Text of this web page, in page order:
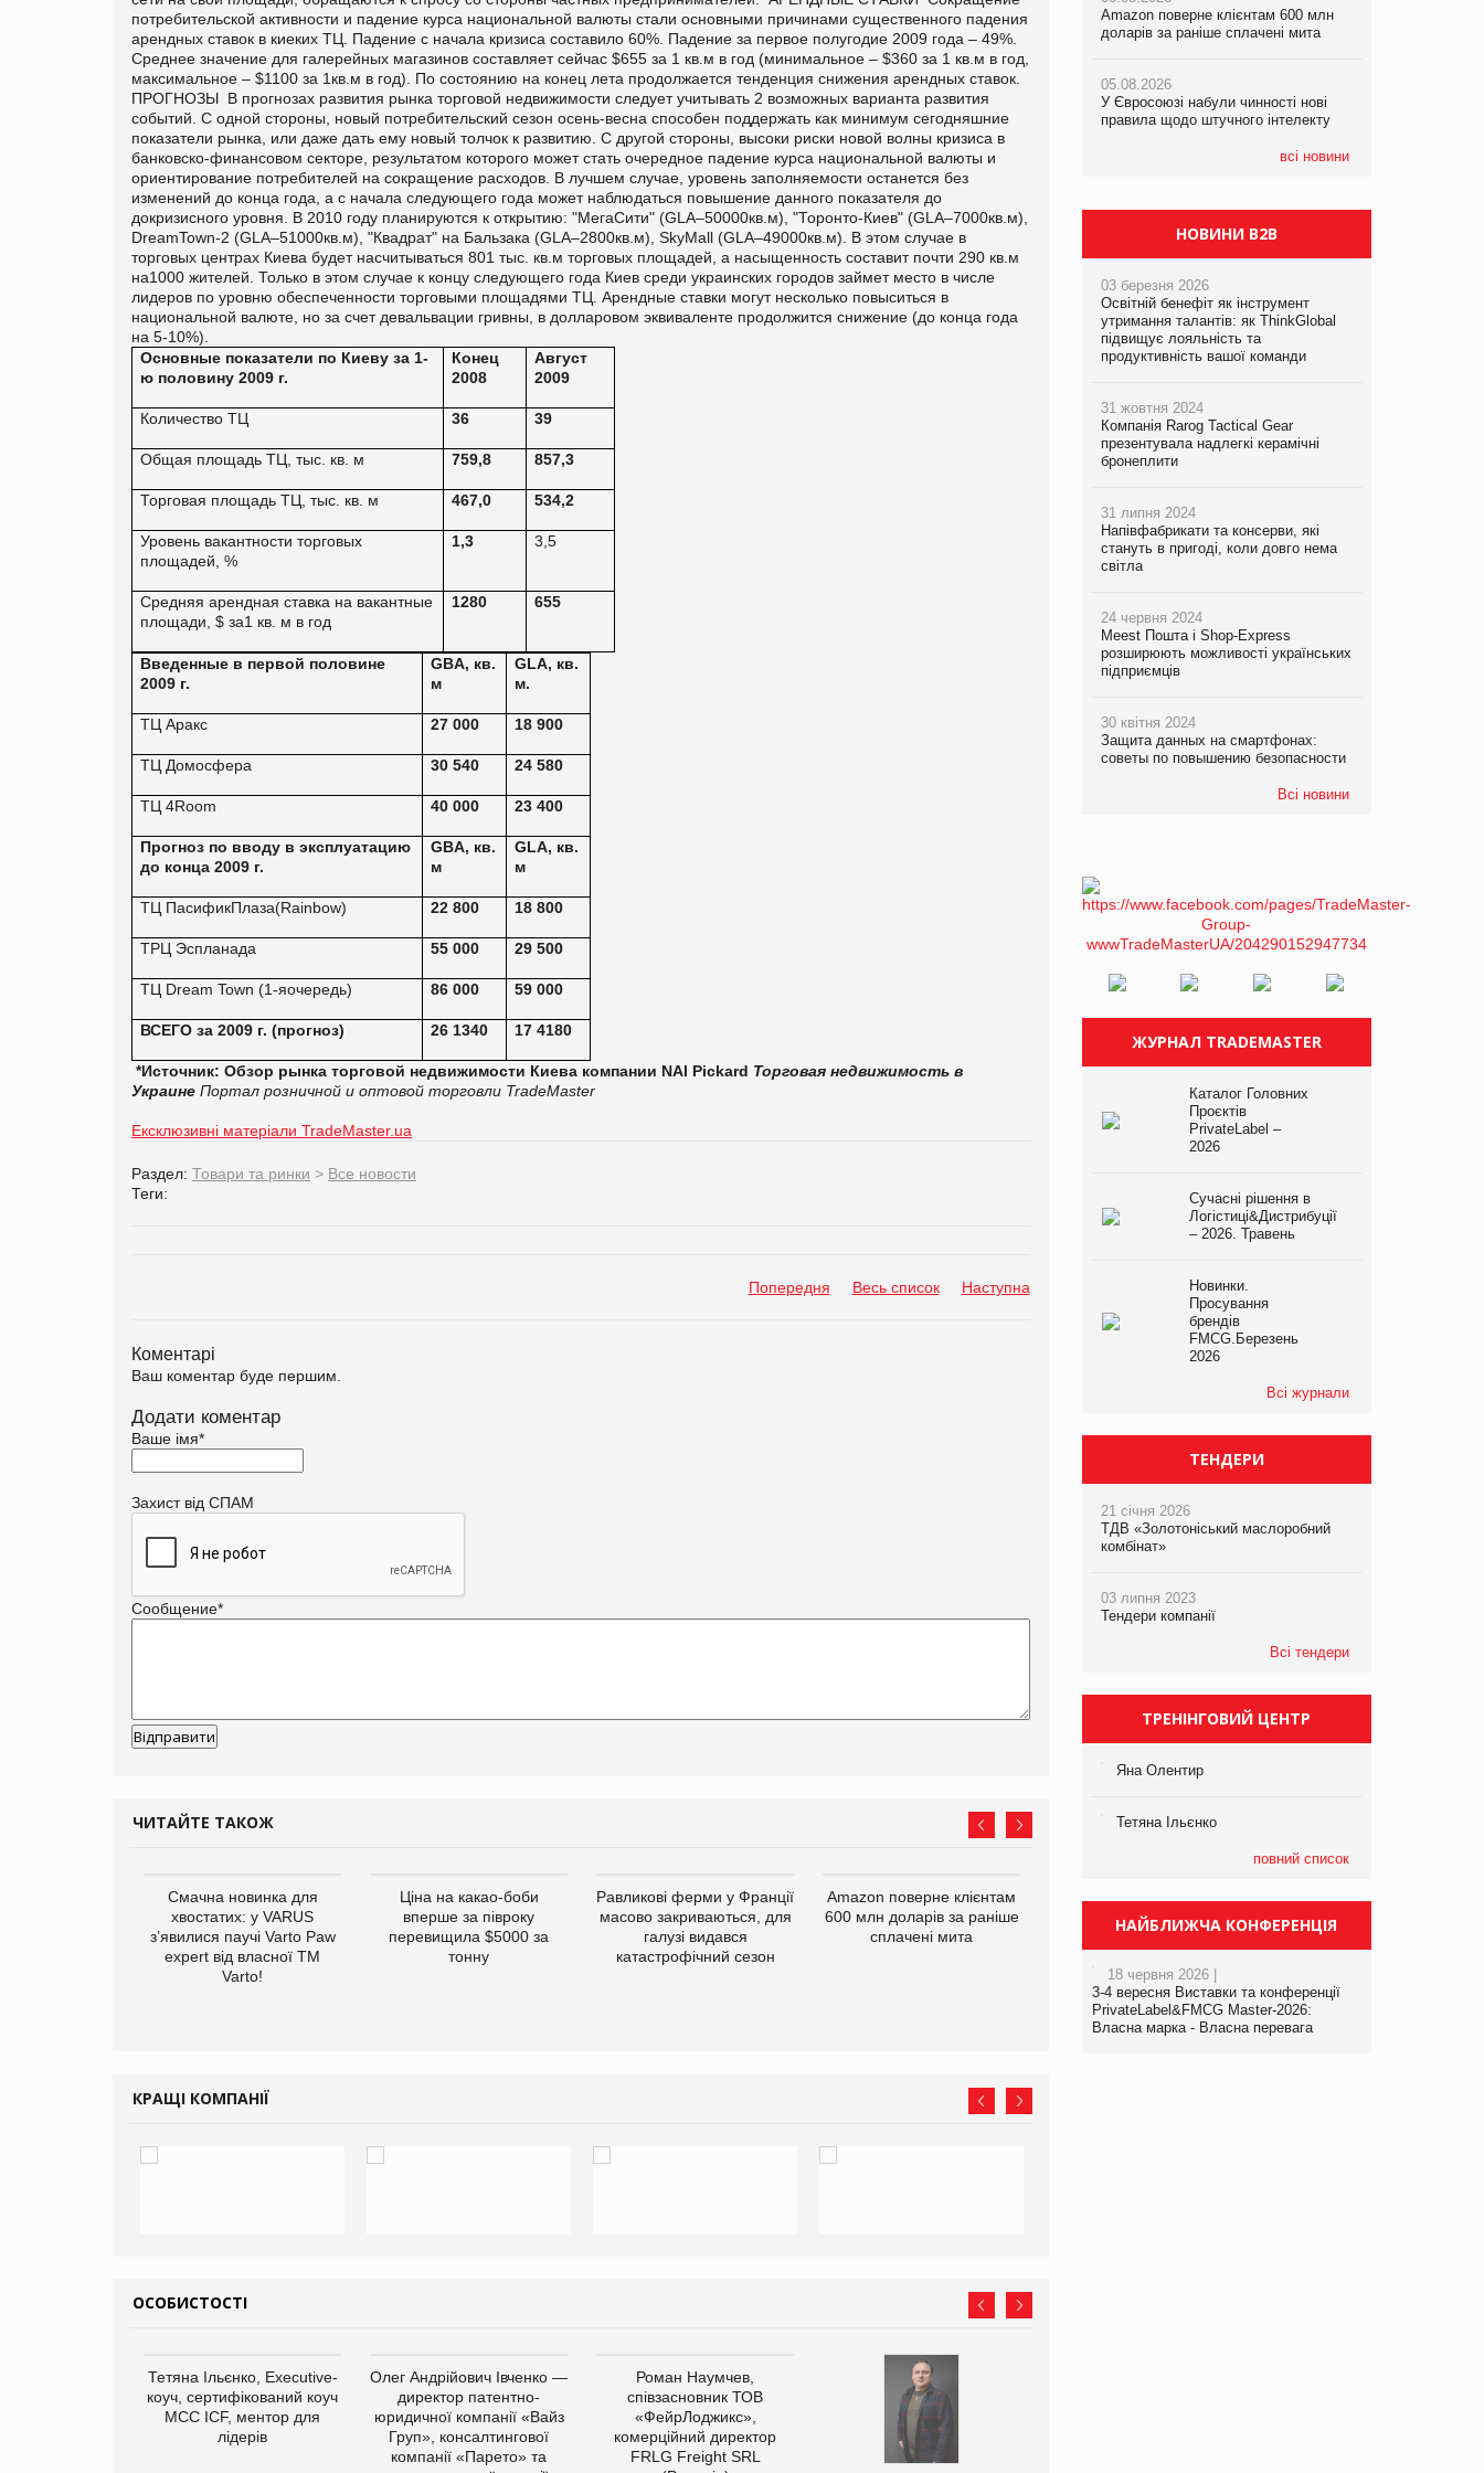
потребительской активности и падение курса национальной валюты стали основными причинами существенного падения
арендных ставок в киеких ТЦ. Падение с начала кризиса составило 60%. Падение за первое полугодие 2009 года – 49%.
Среднее значение для галерейных магазинов составляет сейчас $655 за 1 кв.м в год (минимальное – $360 за 1 кв.м в год,
максимальное – $1100 за 1кв.м в год). По состоянию на конец лета продолжается тенденция снижения арендных ставок.
ПРОГНОЗЫ В прогнозах развития рынка торговой недвижимости следует учитывать 2 возможных варианта развития
событий. С одной стороны, новый потребительский сезон осень-весна способен поддержать как минимум сегодняшние
показатели рынка, или даже дать ему новый толчок к развитию. С другой стороны, высоки риски новой волны кризиса в
банковско-финансовом секторе, результатом которого может стать очередное падение курса национальной валюты и
ориентирование потребителей на сокращение расходов. В лучшем случае, уровень заполняемости останется без
изменений до конца года, а с начала следующего года может наблюдаться повышение данного показателя до
докризисного уровня. В 2010 году планируются к открытию: "МегаСити" (GLA–50000кв.м), "Торонто-Киев" (GLA–7000кв.м),
DreamTown-2 (GLA–51000кв.м), "Квадрат" на Бальзака (GLA–2800кв.м), SkyMall (GLA–49000кв.м). В этом случае в
торговых центрах Киева будет насчитываться 801 тыс. кв.м торговых площадей, а насыщенность составит почти 290 кв.м
на1000 жителей. Только в этом случае к концу следующего года Киев среди украинских городов займет место в числе
лидеров по уровню обеспеченности торговыми площадями ТЦ. Арендные ставки могут несколько повыситься в
национальной валюте, но за счет девальвации гривны, в долларовом эквиваленте продолжится снижение (до конца года
на 5-10%).
Основные показатели по Киеву за 1-
ю половину2009 г.
Конец
2008
Август
2009
Количество ТЦ 36 39
Общая площадь ТЦ ,тыс кв м 759,8 857,3
Торговая площадь ТЦ ,тыс кв м 467,0 534,2
Уровень вакантности торговых
площадей , %
1,3 3,5
Средняя арендная ставка на вакантные
площади , $за1 кв м в год
1280 655
Введенные в первой половине
2009 г.
GBA, кв.
м
GLA, кв.
м.
ТЦ Аракс 27 000 18 900
ТЦ Домосфера 30 540 24 580
ТЦ4Room 40 000 23 400
Прогноз по вводу в эксплуатацию
до конца2009 г.
GBA, кв.
м
GLA, кв.
м
ТЦ ПасификПлаза(Rainbow) 22 800 18 800
ТРЦ Эспланада 55 000 29 500
ТЦ Dream Town (1-яочередь) 86 000 59 000
ВСЕГО за2009 г. (прогноз) 26 1340 17 4180
*Источник: Обзор рынка торговой недвижимости Киева компании NAI Pickard Торговая недвижимость в
Украине Портал розничной и оптовой торговли TradeMaster
Ексклюзивні матеріали TradeMaster.ua
Раздел: Товари та ринки > Все новости
Теги:
Попередня Весь список Наступна
Коментарі
Ваш коментар буде першим.
Додати коментар
Ваше імя*
Захист від СПАМ
Сообщение*
ЧИТАЙТЕ ТАКОЖ
Смачна новинка для
хвостатих: у VARUS
з’явилися паучі Varto Paw
expert від власної ТМ
Varto!
Ціна на какао-боби
вперше за півроку
перевищила $5000 за
тонну
Равликові ферми у Франції
масово закриваються, для
галузі видався
катастрофічний сезон
Amazon поверне клієнтам
600 млн доларів за раніше
сплачені мита
чинності нові правила
щодо штучного інтелекту
вимагає від Google
компенсацію за втрату 6,9
КРАЩІ КОМПАНІЇ
ОСОБИСТОСТІ
Тетяна Ільєнко, Executive-
коуч, сертифікований коуч
МСС ICF, ментор для
лідерів
Олег Андрійович Івченко —
директор патентно-
юридичної компанії «Вайз
Груп», консалтингової
компанії «Парето» та
Роман Наумчев,
співзасновник ТОВ
«ФейрЛоджикс»,
комерційний директор
FRLG Freight SRL
Amazon поверне клієнтам 600 млн
доларів за раніше сплачені мита
05.08.2026
У Євросоюзі набули чинності нові
правила щодо штучного інтелекту
всі новини
Amazon поверне клієнтам 600 млн
доларів за раніше сплачені мита
05.08.2026
У Євросоюзі набули чинності нові
правила щодо штучного інтелекту
правила щодо штучного інтелекту
Рекламна платформа вимагає від
Google компенсацію за втрату 6,9
трлн рекламних показів
НОВИНИ B2B
03 березня 2026
Освітній бенефіт як інструмент
утримання талантів: як ThinkGlobal
підвищує лояльність та
продуктивність вашої команди
31 жовтня 2024
Компанія Rarog Tactical Gear
презентувала надлегкі керамічні
бронеплити
31 липня 2024
Напівфабрикати та консерви, які
стануть в пригоді, коли довго нема
світла
24 червня 2024
Meest Пошта і Shop-Express
розширюють можливості українських
підприємців
30 квітня 2024
Защита данных на смартфонах:
советы по повышению безопасности
Всі новини
ЖУРНАЛ TRADEMASTER
Каталог Головних
Проєктів
PrivateLabel –
2026
Сучасні рішення в
Логістиці&Дистрибуції
– 2026. Травень
Новинки.
Просування
брендів
FMCG.Березень
2026
Всі журнали
ТЕНДЕРИ
21 січня 2026
ТДВ «Золотоніський маслоробний
комбінат»
03 липня 2023
Тендери компанії
Всі тендери
ТРЕНІНГОВИЙ ЦЕНТР
Яна Олентир
Тетяна Ільєнко
повний список
НАЙБЛИЖЧА КОНФЕРЕНЦІЯ
18 червня 2026 |
3-4 вересня Виставки та конференції
PrivateLabel&FMCG Master-2026:
Власна марка - Власна перевага